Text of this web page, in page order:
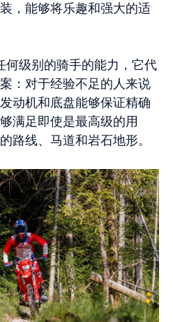
，能够将乐趣和强大的适
何级别的骑手的能力，它代
：对于经验不足的人来说
动机和底盘能够保证精确
满足即使是最高级的用
路线、马道和岩石地形。